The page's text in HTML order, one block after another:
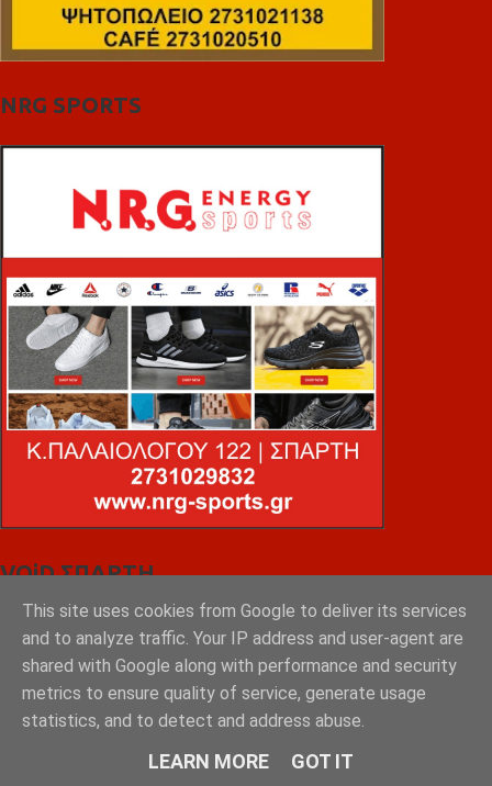
NRG SPORTS
VOiD ΣΠΑΡΤΗ
This site uses cookies from Google to deliver its services
and to analyze traffic. Your IP address and user-agent are
shared with Google along with performance and security
metrics to ensure quality of service, generate usage
statistics, and to detect and address abuse.
LEARN MORE GOT IT